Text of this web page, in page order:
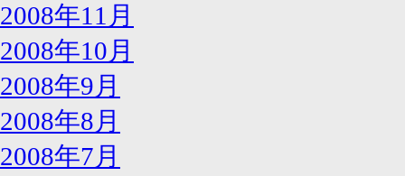
2008年11月
2008年10月
2008年9月
2008年8月
2008年7月